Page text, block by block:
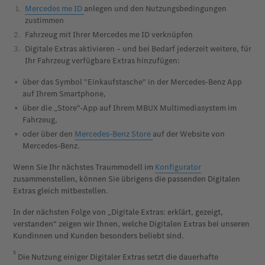
Mercedes me ID anlegen und den Nutzungsbedingungen
zustimmen
Fahrzeug mit Ihrer Mercedes me ID verknüpfen
Digitale Extras aktivieren – und bei Bedarf jederzeit weitere, für
Ihr Fahrzeug verfügbare Extras hinzufügen:
über das Symbol "Einkaufstasche" in der Mercedes-Benz App
auf Ihrem Smartphone,
über die „Store“-App auf Ihrem MBUX Multimediasystem im
Fahrzeug,
oder über den Mercedes-Benz Store auf der Website von
Mercedes-Benz.
Wenn Sie Ihr nächstes Traummodell im Konfigurator
zusammenstellen, können Sie übrigens die passenden Digitalen
Extras gleich mitbestellen.
In der nächsten Folge von „Digitale Extras: erklärt, gezeigt,
verstanden“ zeigen wir Ihnen, welche Digitalen Extras bei unseren
Kundinnen und Kunden besonders beliebt sind.
5 Die Nutzung einiger Digitaler Extras setzt die dauerhafte